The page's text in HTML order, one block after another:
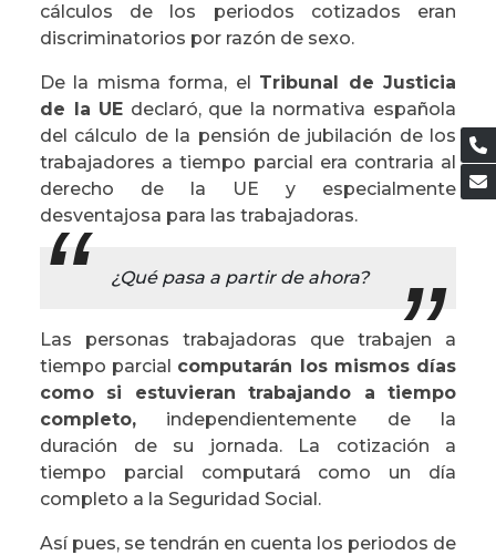
cálculos de los periodos cotizados eran
discriminatorios por razón de sexo.
De la misma forma, el Tribunal de Justicia
de la UE declaró, que la normativa española
del cálculo de la pensión de jubilación de los
trabajadores a tiempo parcial era contraria al
derecho de la UE y especialmente
desventajosa para las trabajadoras.
¿Qué pasa a partir de ahora?
Las personas trabajadoras que trabajen a
tiempo parcial computarán los mismos días
como si estuvieran trabajando a tiempo
completo, independientemente de la
duración de su jornada. La cotización a
tiempo parcial computará como un día
completo a la Seguridad Social.
Así pues, se tendrán en cuenta los periodos de